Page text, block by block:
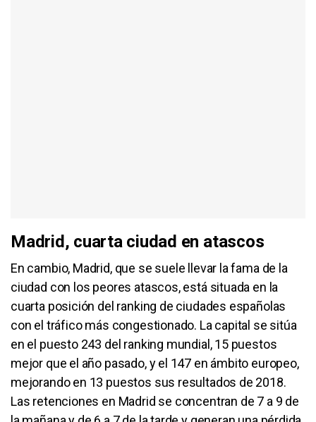
Madrid, cuarta ciudad en atascos
En cambio, Madrid, que se suele llevar la fama de la
ciudad con los peores atascos, está situada en la
cuarta posición del ranking de ciudades españolas
con el tráfico más congestionado. La capital se sitúa
en el puesto 243 del ranking mundial, 15 puestos
mejor que el año pasado, y el 147 en ámbito europeo,
mejorando en 13 puestos sus resultados de 2018.
Las retenciones en Madrid se concentran de 7 a 9 de